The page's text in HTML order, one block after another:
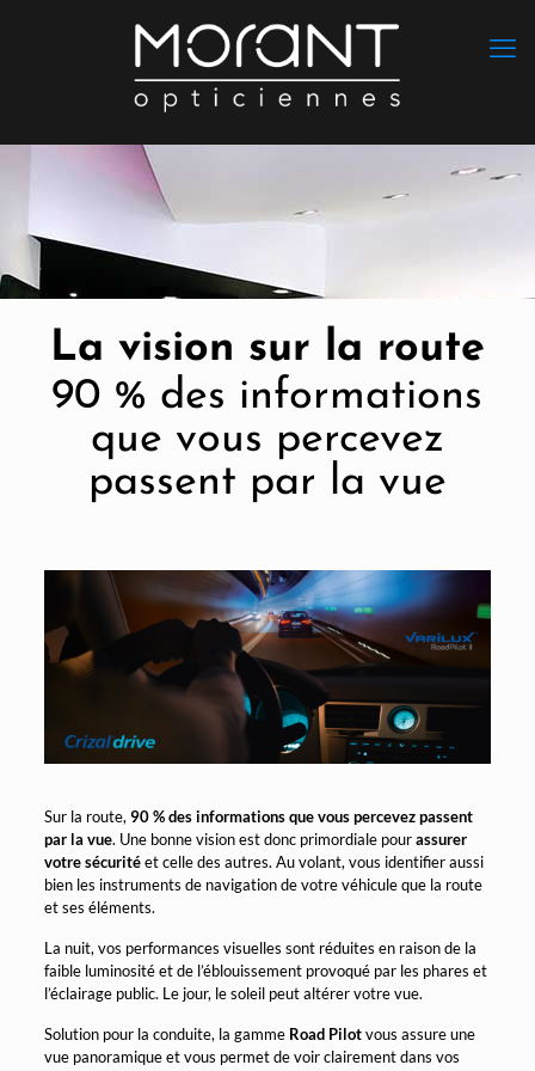
La vision sur la route
90 % des informations
que vous percevez
passent par la vue
Sur la route, 90 % des informations que vous percevez passent
par la vue. Une bonne vision est donc primordiale pourassurer
votre sécuritéet celle des autres. Au volant, vous identifier aussi
bien les instruments de navigation de votre véhicule que la route
et ses éléments.
La nuit, vos performances visuelles sont réduites en raison de la
faible luminosité et de l’éblouissement provoqué par les phares et
l’éclairage public. Le jour, le soleil peut altérer votre vue.
Solution pour la conduite, la gamme Road Pilotvous assure une
vue panoramique et vous permet de voir clairement dans vos